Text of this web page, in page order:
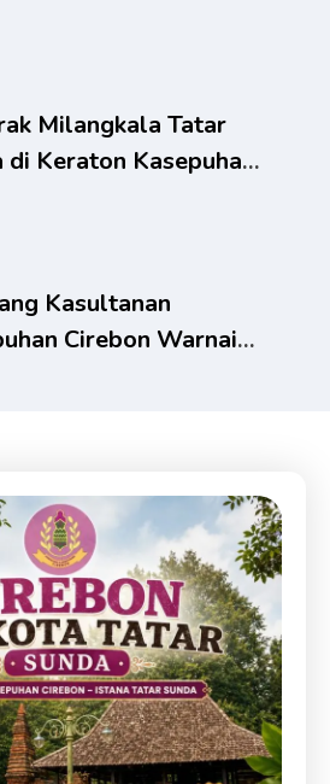
Milangkala Tatar
di Keraton Kasepuhan
Kasultanan
Cirebon Warnai